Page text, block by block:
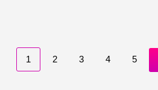
1 2 3 4 5